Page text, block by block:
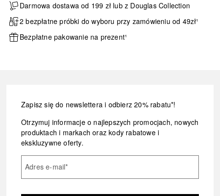
Darmowa dostawa od 199 zł lub z Douglas Collection
2 bezpłatne próbki do wyboru przy zamówieniu od 49zł¹
Bezpłatne pakowanie na prezent¹
Zapisz się do newslettera i odbierz 20% rabatu*!
Otrzymuj informacje o najlepszych promocjach, nowych
produktach i markach oraz kody rabatowe i
ekskluzywne oferty.
Adres e-mail*